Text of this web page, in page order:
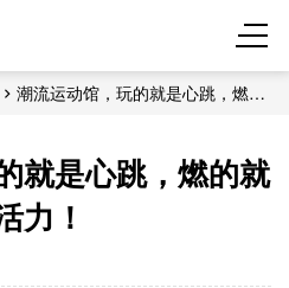
潮流运动馆，玩的就是心跳，燃的
就是心跳，燃的就
力！